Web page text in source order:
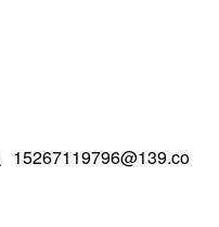
15267119796@139.co